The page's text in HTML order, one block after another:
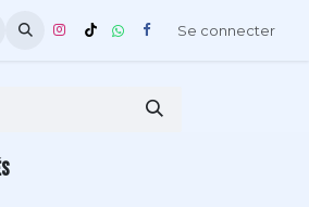
Se connecter